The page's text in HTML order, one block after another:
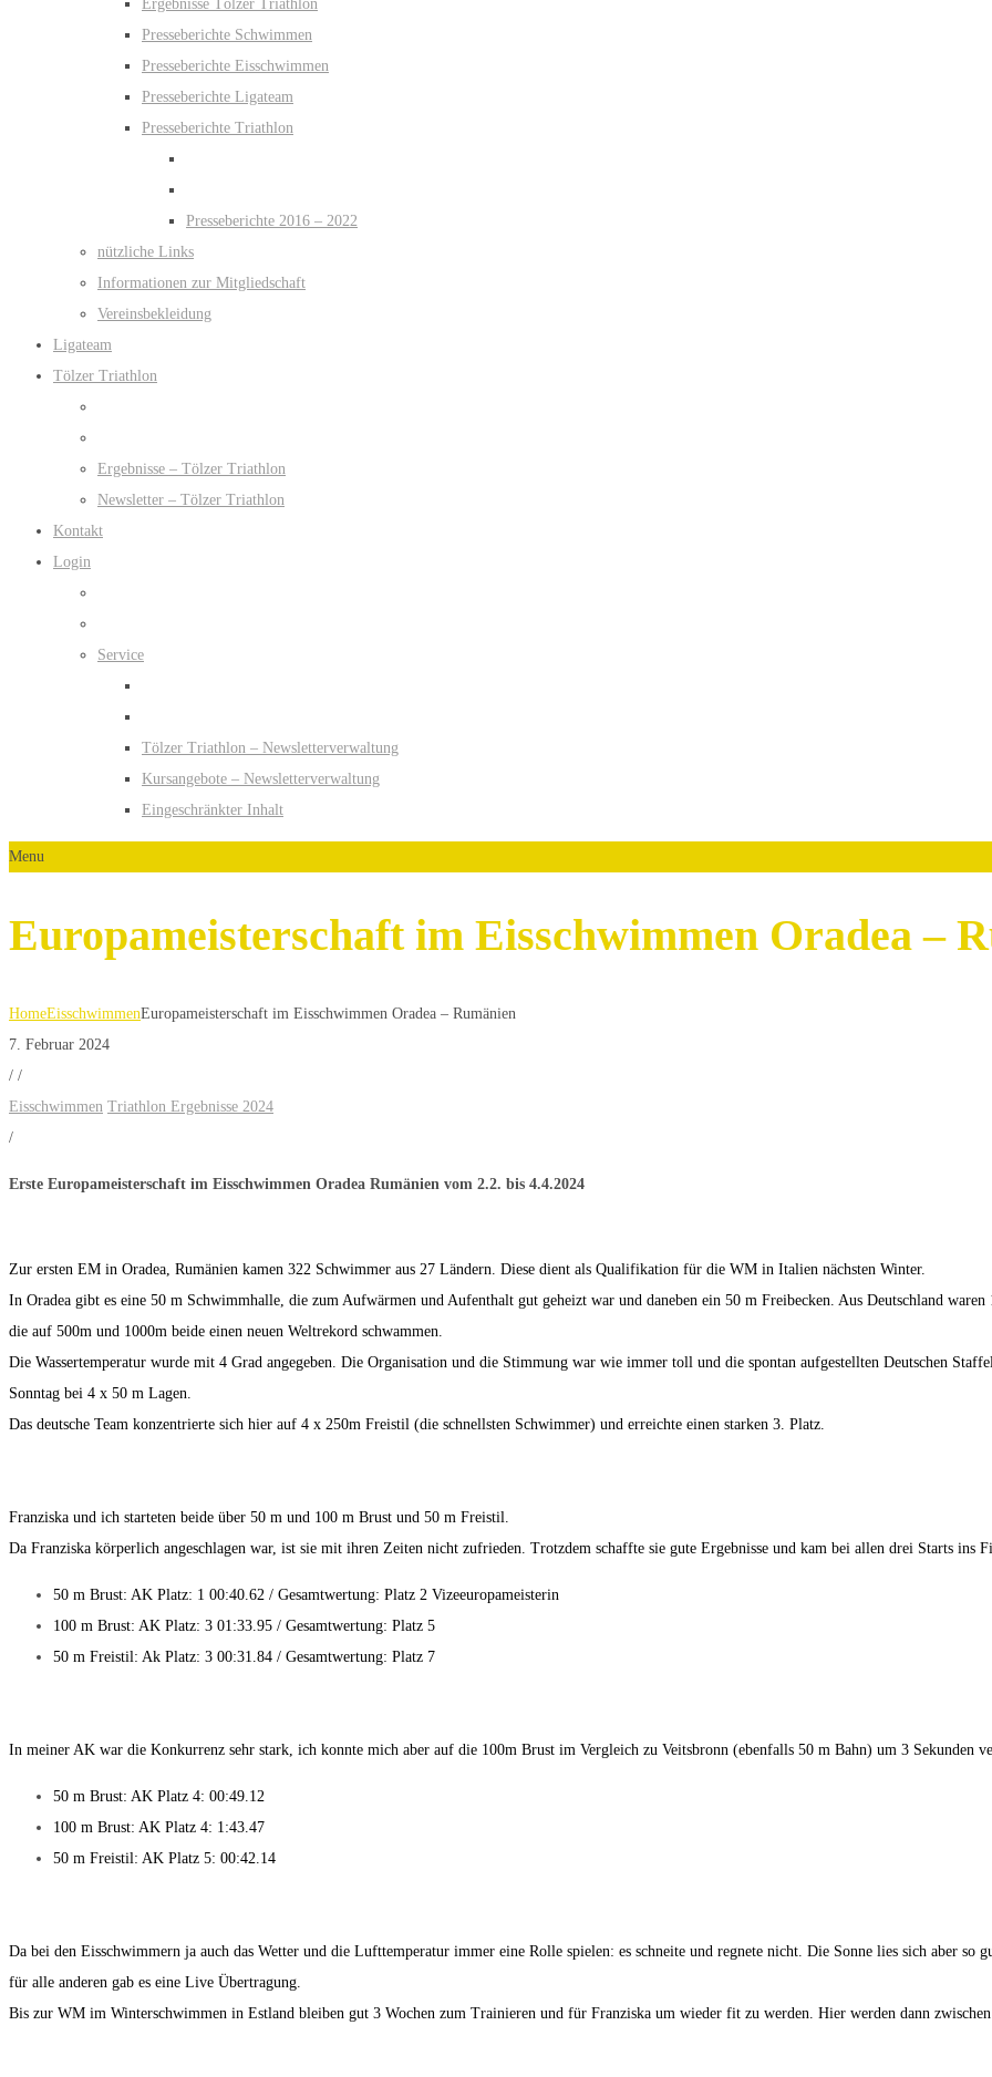
Ergebnisse Tölzer Triathlon
Presseberichte Schwimmen
Presseberichte Eisschwimmen
Presseberichte Ligateam
Presseberichte Triathlon
Presseberichte 2016 – 2022
nützliche Links
Informationen zur Mitgliedschaft
Vereinsbekleidung
Ligateam
Tölzer Triathlon
Ergebnisse – Tölzer Triathlon
Newsletter – Tölzer Triathlon
Kontakt
Login
Service
Tölzer Triathlon – Newsletterverwaltung
Kursangebote – Newsletterverwaltung
Eingeschränkter Inhalt
Menu
Europameisterschaft im Eisschwimmen Oradea –
HomeEisschwimmenEuropameisterschaft im Eisschwimmen Oradea – Rumänien
7. Februar 2024
/ /
Eisschwimmen Triathlon Ergebnisse 2024
/
Erste Europameisterschaft im Eisschwimmen Oradea Rumänien vom 2.2. bis 4.4.2024
Zur ersten EM in Oradea, Rumänien kamen 322 Schwimmer aus 27 Ländern. Diese dient als Qualifikation für die WM in Italien nächsten Winter.
In Oradea gibt es eine 50 m Schwimmhalle, die zum Aufwärmen und Aufenthalt gut geheizt war und daneben ein 50 m Freibecken. Aus Deutschland
die auf 500m und 1000m beide einen neuen Weltrekord schwammen.
Die Wassertemperatur wurde mit 4 Grad angegeben. Die Organisation und die Stimmung war wie immer toll und die spontan aufgestellten Deutschen
Sonntag bei 4 x 50 m Lagen.
Das deutsche Team konzentrierte sich hier auf 4 x 250m Freistil (die schnellsten Schwimmer) und erreichte einen starken 3. Platz.
Franziska und ich starteten beide über 50 m und 100 m Brust und 50 m Freistil.
Da Franziska körperlich angeschlagen war, ist sie mit ihren Zeiten nicht zufrieden. Trotzdem schaffte sie gute Ergebnisse und kam bei allen drei Starts ins
50 m Brust: AK Platz: 1 00:40.62 / Gesamtwertung: Platz 2 Vizeeuropameisterin
100 m Brust: AK Platz: 3 01:33.95 / Gesamtwertung: Platz 5
50 m Freistil: Ak Platz: 3 00:31.84 / Gesamtwertung: Platz 7
In meiner AK war die Konkurrenz sehr stark, ich konnte mich aber auf die 100m Brust im Vergleich zu Veitsbronn (ebenfalls 50 m Bahn) um 3 Sekunden
50 m Brust: AK Platz 4: 00:49.12
100 m Brust: AK Platz 4: 1:43.47
50 m Freistil: AK Platz 5: 00:42.14
Da bei den Eisschwimmern ja auch das Wetter und die Lufttemperatur immer eine Rolle spielen: es schneite und regnete nicht. Die Sonne lies sich aber
für alle anderen gab es eine Live Übertragung.
Bis zur WM im Winterschwimmen in Estland bleiben gut 3 Wochen zum Trainieren und für Franziska um wieder fit zu werden. Hier werden dann